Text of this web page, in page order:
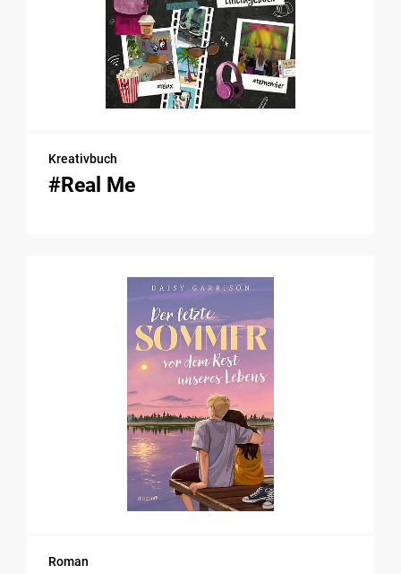
Kreativbuch
#Real Me
Roman